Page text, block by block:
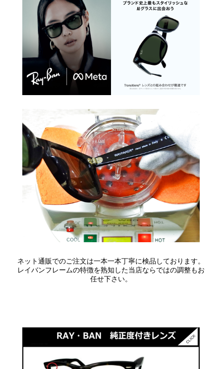
ネット通販でのご注文は一本一本丁寧に検品しております。
レイバンフレームの特徴を熟知した当店ならではの調整もお
任せ下さい。